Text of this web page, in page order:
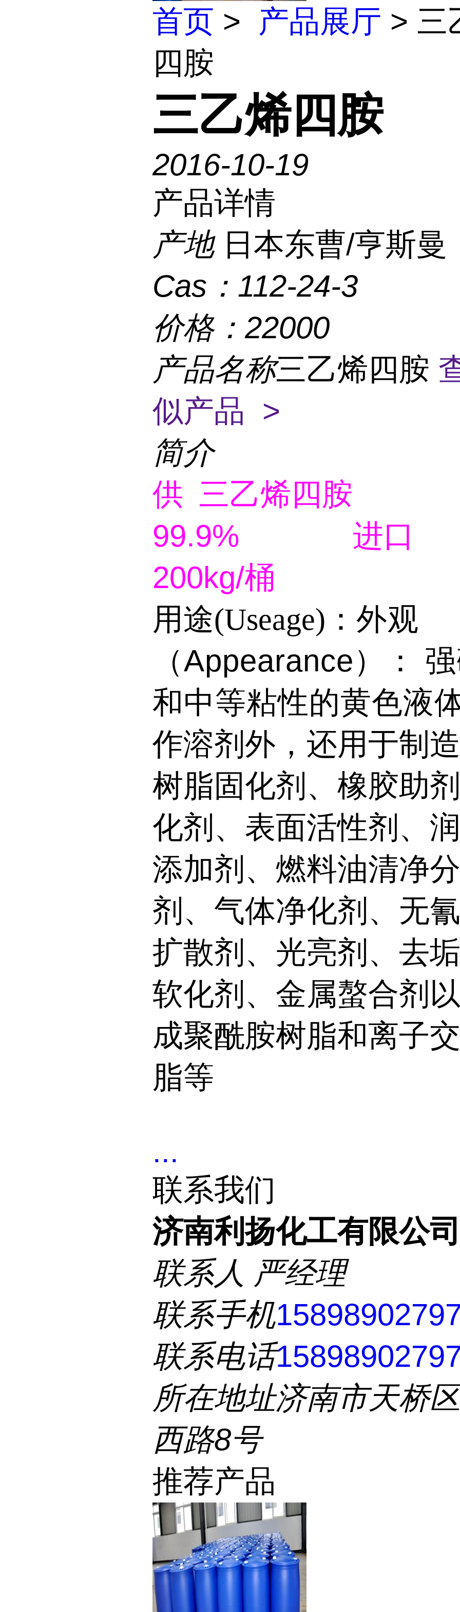
首页 > 产品展厅 > 三
四胺
三乙烯四胺
2016-10-19
产品详情
产地 日本东曹/亨斯曼
Cas： 112-24-3
价格： 22000
产品名称三乙烯四胺
似产品 >
简介
供 三乙烯四胺
99.9% 进口
200kg/桶
用途(Useage)： 外观
（Appearance）：
和中等粘性的黄色液
作溶剂外，还用于制
树脂固化剂、橡胶助
化剂、表面活性剂、
添加剂、燃料油清净
剂、气体净化剂、无
扩散剂、光亮剂、去
软化剂、金属螯合剂
成聚酰胺树脂和离子
脂等
...
联系我们
济南利扬化工有限公司
联系人 严经理
联系手机
联系电话
所在地址济南市天桥
西路8号
推荐产品